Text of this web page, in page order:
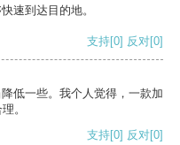
速到达目的地。
支持[0] 反对[0]
低一些。我个人觉得，一款加
。
支持[0] 反对[0]